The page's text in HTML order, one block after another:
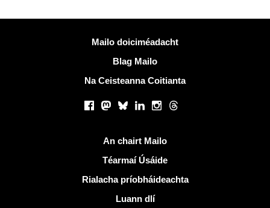
Mailo doiciméadacht
Blag Mailo
Na Ceisteanna Coitianta
Facebook
Mastodon
BlueskyLinkedInInstagram
Threads
An chairt Mailo
Téarmaí Úsáide
Rialacha príobháideachta
Luann dlí